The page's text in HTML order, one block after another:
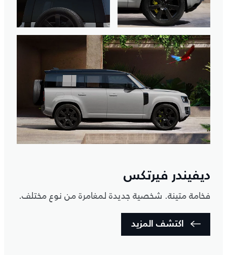
ديفيندر فيرتكس
فخامة متينة. شخصية جديدة لمغامرة من نوع مختلف.
اكتشف المزيد